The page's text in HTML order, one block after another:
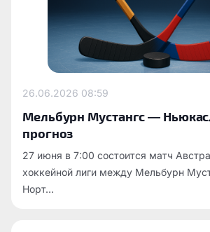
26.06.2026 08:59
Мельбурн Мустангс —
прогноз
27 июня в 7:00 состоится матч
хоккейной лиги между Мельбурн
Норт...